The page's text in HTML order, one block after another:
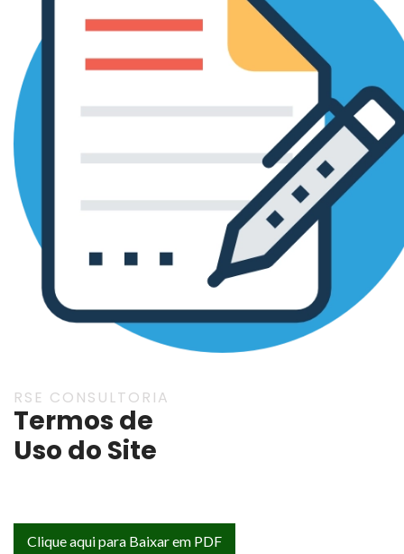
RSE CONSULTORIA
Termos de
Uso do Site
Clique aqui para Baixar em PDF